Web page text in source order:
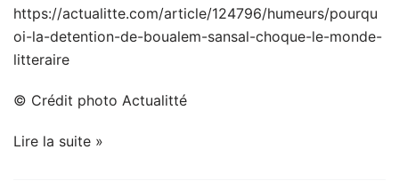
https://actualitte.com/article/124796/humeurs/pourqu
oi-la-detention-de-boualem-sansal-choque-le-monde-
litteraire
© Crédit photo Actualitté
Lire la suite »